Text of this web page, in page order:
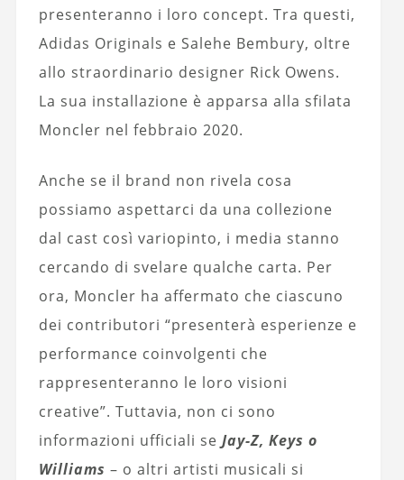
presenteranno i loro concept. Tra questi,
Adidas Originals e Salehe Bembury, oltre
allo straordinario designer Rick Owens.
La sua installazione è apparsa alla sfilata
Moncler nel febbraio 2020.
Anche se il brand non rivela cosa
possiamo aspettarci da una collezione
dal cast così variopinto, i media stanno
cercando di svelare qualche carta. Per
ora, Moncler ha affermato che ciascuno
dei contributori “presenterà esperienze e
performance coinvolgenti che
rappresenteranno le loro visioni
creative”. Tuttavia, non ci sono
informazioni ufficiali se Jay-Z, Keys o
Williams – o altri artisti musicali si